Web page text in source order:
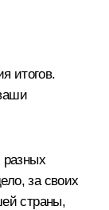
итогов.
за своих
страны,